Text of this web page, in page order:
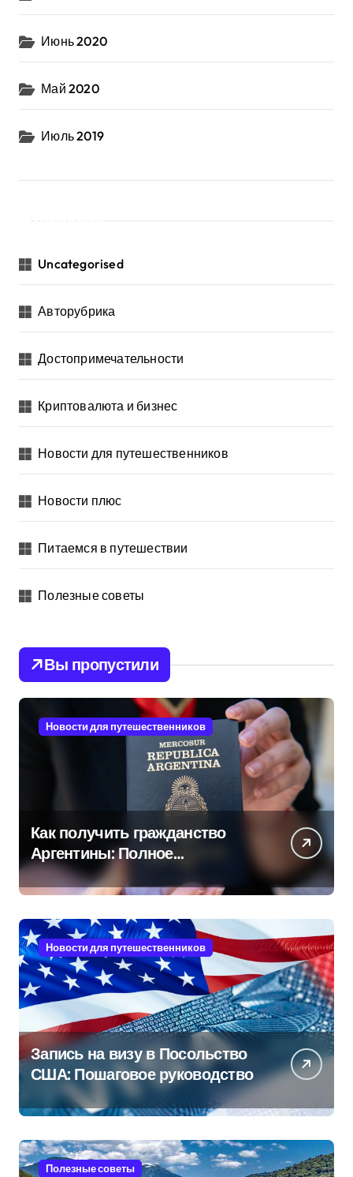
Июнь 2020
Май 2020
Июль 2019
Uncategorised
Авторубрика
Достопримечательности
Криптовалюта и бизнес
Новости для путешественников
Новости плюс
Питаемся в путешествии
Полезные советы
Вы пропустили
Новости для путешественников
Как получить гражданство
Аргентины: Полное
руководство
Новости для путешественников
Запись на визу в Посольство
США: Пошаговое руководство
Полезные советы